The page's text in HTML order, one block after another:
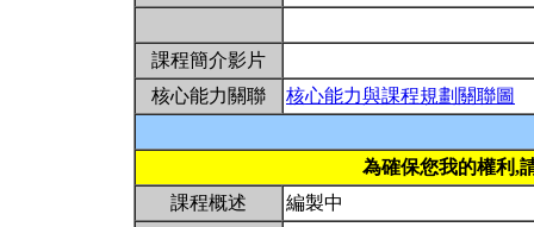
課程簡介影片
核心能力關聯
核心能力與課程規劃關聯圖
為確保您我的權利,
課程概述
編製中